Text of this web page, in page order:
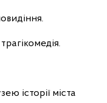
історії міста